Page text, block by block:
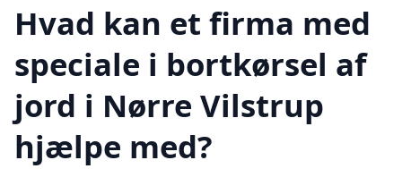
Hvad kan et firma med
speciale i bortkørsel af
jord i Nørre Vilstrup
hjælpe med?